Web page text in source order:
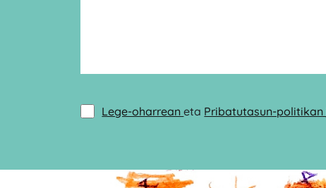
Lege-oharreaneta Pribatutasun-politikan